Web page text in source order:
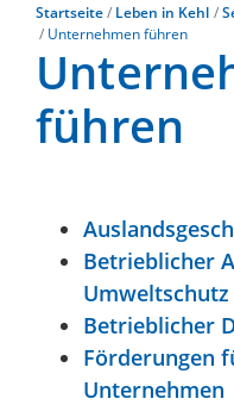
Startseite Leben in Kehl
Unternehmen führen
führen
Betrieblicher
Umweltschutz
Betrieblicher
Förderungen
Unternehmen